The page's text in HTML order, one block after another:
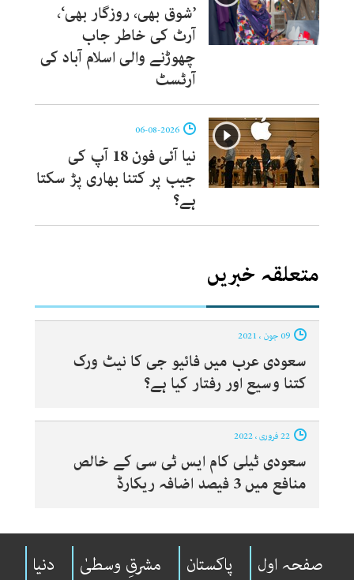
’شوق بھی، روزگار بھی‘،
آرٹ کی خاطر جاب
چھوڑنے والی اسلام آباد کی
آرٹسٹ
نیا آئی فون 18 آپ کی
جیب پر کتنا بھاری پڑ سکتا
ہے؟
متعلقہ خبریں
سعودی عرب میں فائیو جی کا نیٹ ورک
کتنا وسیع اور رفتار کیا ہے؟
سعودی ٹیلی کام ایس ٹی سی کے خالص
منافع میں 3 فیصد اضافہ ریکارڈ
صفحہ اول پاکستان مشرقِ وسطیٰ دنیا